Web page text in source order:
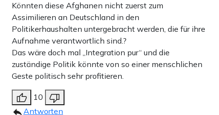
Könnten diese Afghanen nicht zuerst zum
Assimilieren an Deutschland in den
Politikerhaushalten untergebracht werden, die für ihre
Aufnahme verantwortlich sind.?
Das wäre doch mal „Integration pur“ und die
zuständige Politik könnte von so einer menschlichen
Geste politisch sehr profitieren.
10
Antworten